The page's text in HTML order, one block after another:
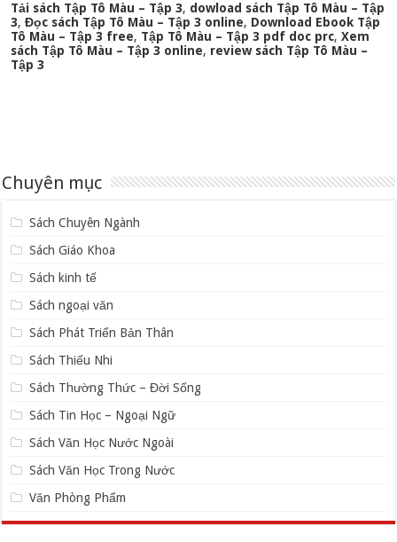
Tải sách Tập Tô Màu – Tập 3, dowload sách Tập Tô Màu – Tập
3,Đọc sách Tập Tô Màu – Tập 3 online, Download Ebook Tập
Tô Màu – Tập 3 free, Tập Tô Màu – Tập 3 pdf doc prc,Xem
sách Tập Tô Màu – Tập 3 online, review sách Tập Tô Màu –
Tập 3
Chuyên mục
Sách Chuyên Ngành
Sách Giáo Khoa
Sách kinh tế
Sách ngoại văn
Sách Phát Triển Bản Thân
Sách Thiếu Nhi
Sách Thường Thức – Đời Sống
Sách Tin Học – Ngoại Ngữ
Sách Văn Học Nước Ngoài
Sách Văn Học Trong Nước
Văn Phòng Phẩm